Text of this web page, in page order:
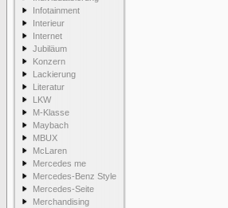
Infotainment
Interieur
Internet
Jubiläum
Konzern
Lackierung
Literatur
LKW
M-Klasse
Maybach
MBUX
McLaren
Mercedes me
Mercedes-Benz Style
Mercedes-Seite
Merchandising